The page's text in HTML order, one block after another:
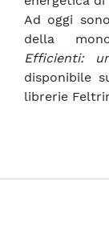
Ad oggi
della
Efficienti:
disponibile
librerie